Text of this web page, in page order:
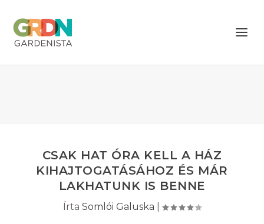
CSAK HAT ÓRA KELL A HÁZ
KIHAJTOGATÁSÁHOZ ÉS MÁR
LAKHATUNK IS BENNE
Írta Somlói Galuska